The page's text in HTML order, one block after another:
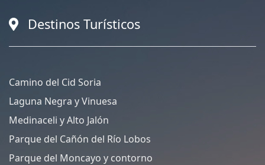
Destinos Turísticos
Camino del Cid Soria
Laguna Negra y Vinuesa
Medinaceli y Alto Jalón
Parque del Cañón del Río Lobos
Parque del Moncayo y contorno